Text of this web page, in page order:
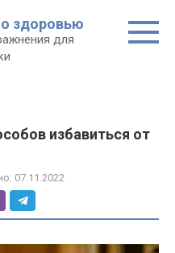
здоровью
для
избавиться от
07.11.2022